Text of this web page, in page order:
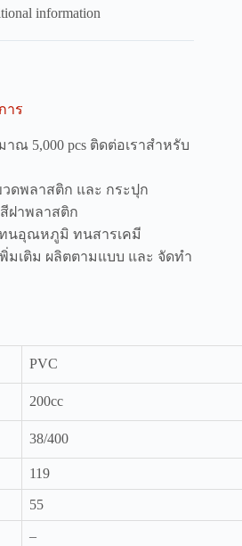
information
าร
ณ 5,000 pcs ติดต่อเราสำหรับ
ดพลาสติก และ กระปุก
ฝาพลาสติก
นอุณหภูมิ ทนสารเคมี
มเติม ผลิตตามแบบ และ จัดทำ
PVC
200cc
38/400
119
55
–